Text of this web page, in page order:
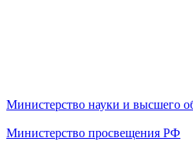
Министерство науки и высшего
Министерство просвещения РФ